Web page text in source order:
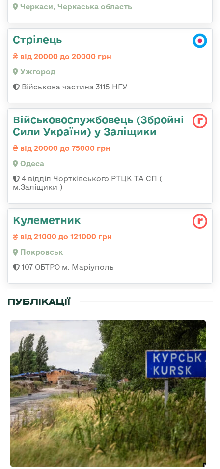
Черкаси, Черкаська область
Стрілець
від 20000 до 20000 грн
Ужгород
Військова частина 3115 НГУ
Військовослужбовець (Збройні
Сили України) у Заліщики
від 20000 до 75000 грн
Одеса
4 відділ Чортківського РТЦК ТА СП (
м.Заліщики )
Кулеметник
від 21000 до 121000 грн
Покровськ
107 ОБТРО м. Маріуполь
ПУБЛІКАЦІЇ